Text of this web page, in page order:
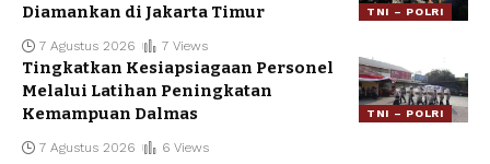
TNI – POLRI
Diamankan di Jakarta Timur
7 Agustus 2026 7 Views
TNI – POLRI
Tingkatkan Kesiapsiagaan Personel
Melalui Latihan Peningkatan
Kemampuan Dalmas
7 Agustus 2026 6 Views